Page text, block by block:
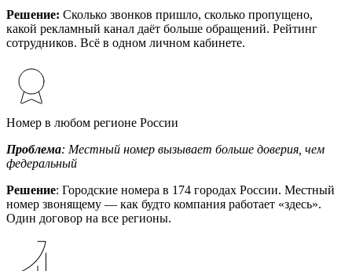
Решение: Сколько звонков пришло, сколько пропущено,
какой рекламный канал даёт больше обращений. Рейтинг
сотрудников. Всё в одном личном кабинете.
Номер в любом регионе России
Проблема: Местный номер вызывает больше доверия, чем
федеральный
Решение: Городские номера в 174 городах России. Местный
номер звонящему — как будто компания работает «здесь».
Один договор на все регионы.